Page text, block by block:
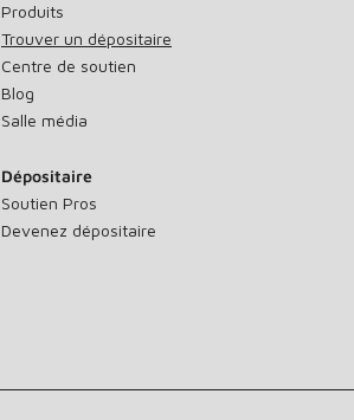
Produits
Trouver un dépositaire
Centre de soutien
Blog
Salle média
Dépositaire
Soutien Pros
Devenez dépositaire